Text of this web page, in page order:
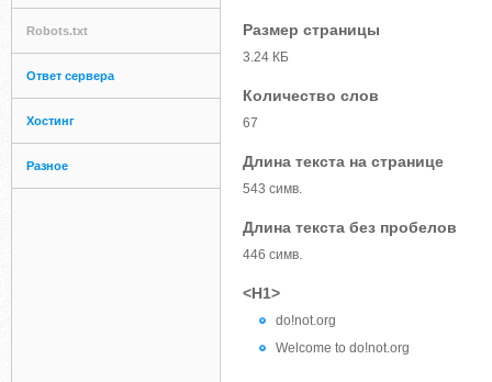
Robots.txt
Ответ сервера
Хостинг
Разное
Размер страницы
3.24 КБ
Количество слов
67
Длина текста на странице
543 симв.
Длина текста без пробелов
446 симв.
<H1>
do!not.org
Welcome to do!not.org